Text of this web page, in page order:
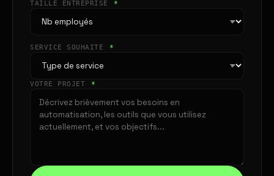
TAILLE ENTREPRISE *
SERVICE SOUHAITÉ *
VOTRE PROJET *